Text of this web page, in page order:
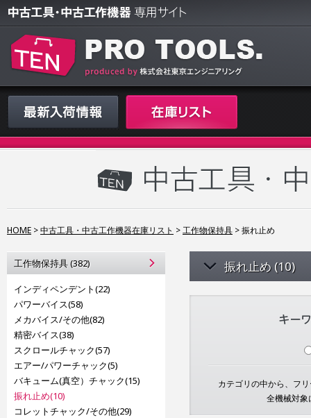
HOME >中古工具・中古工作機器在庫リスト >工作物保持具 >振れ止め
工作物保持具 (382)
インディペンデント(22)
パワーバイス(58)
メカバイス/その他(82)
精密バイス(38)
スクロールチャック(57)
エアー/パワーチャック(5)
バキューム(真空）チャック(15)
振れ止め(10)
コレットチャック/その他(29)
振れ止め (10)
カテゴリの中から、フ
全機械対